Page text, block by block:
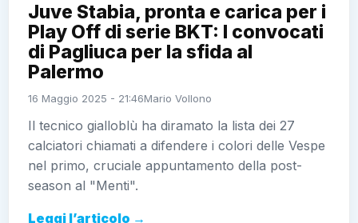
Juve Stabia, pronta e carica per i
Play Off di serie BKT: I convocati
di Pagliuca per la sfida al
Palermo
16 Maggio 2025 - 21:46Mario Vollono
Il tecnico gialloblù ha diramato la lista dei 27
calciatori chiamati a difendere i colori delle Vespe
nel primo, cruciale appuntamento della post-
season al "Menti".
Leggi l’articolo →